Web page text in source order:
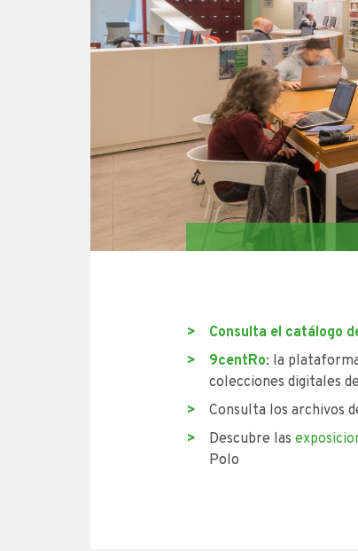
Consulta el catálogo
9centRo: la
colecciones digitales
Consulta los archivos
Descubre las
Polo